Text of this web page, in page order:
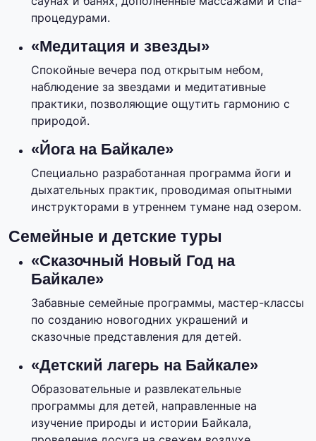
процедурами.
«Медитация и звезды»
Спокойные вечера под открытым небом,
наблюдение за звездами и медитативные
практики, позволяющие ощутить гармонию с
природой.
«Йога на Байкале»
Специально разработанная программа йоги и
дыхательных практик, проводимая опытными
инструкторами в утреннем тумане над озером.
Семейные и детские туры
«Сказочный Новый Год на
Байкале»
Забавные семейные программы, мастер-классы
по созданию новогодних украшений и
сказочные представления для детей.
«Детский лагерь на Байкале»
Образовательные и развлекательные
программы для детей, направленные на
изучение природы и истории Байкала,